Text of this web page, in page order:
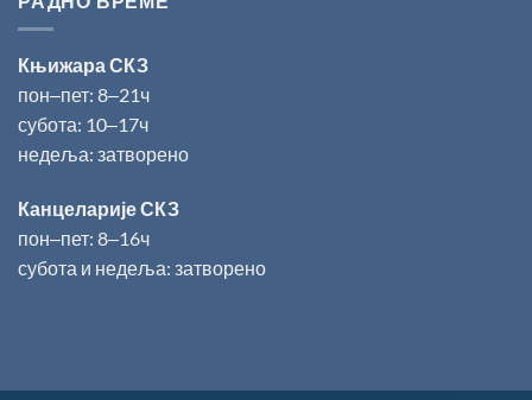
Књижара СКЗ
пон‒пет: 8‒21ч
субота: 10‒17ч
недеља: затворено
Канцеларије СКЗ
пон‒пет: 8‒16ч
субота и недеља: затворено